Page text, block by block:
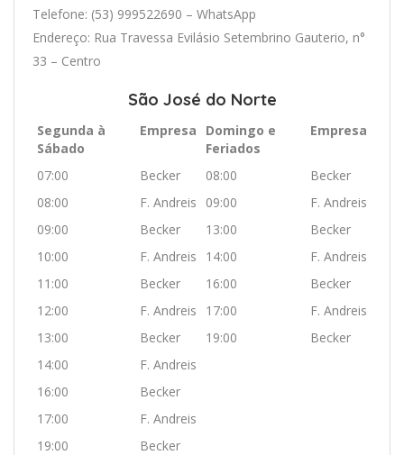
Telefone: (53) 999522690 – WhatsApp
Endereço: Rua Travessa Evilásio Setembrino Gauterio, n°
33 – Centro
São José do Norte
Segunda à
Sábado
Empresa
Domingo e
Feriados
Empresa
07:00 Becker 08:00
Becker
08:00
F. Andreis 09:00
F. Andreis
09:00
Becker 13:00
Becker
10:00
F. Andreis 14:00
F. Andreis
11:00
Becker 16:00
Becker
12:00
F. Andreis 17:00
F. Andreis
13:00
Becker 19:00
Becker
14:00
F. Andreis
16:00
Becker
17:00
F. Andreis
19:00
Becker